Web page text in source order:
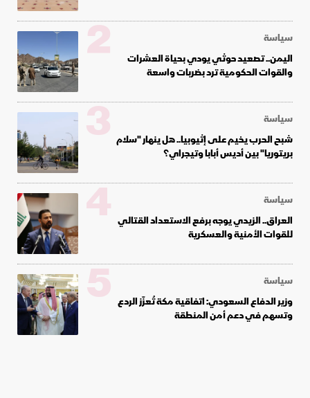
سياسة
اليمن.. تصعيد حوثي يودي بحياة العشرات
والقوات الحكومية ترد بضربات واسعة
2
سياسة
شبح الحرب يخيم على إثيوبيا.. هل ينهار "سلام
بريتوريا" بين أديس أبابا وتيجراي؟
3
سياسة
العراق.. الزيدي يوجه برفع الاستعداد القتالي
للقوات الأمنية والعسكرية
4
سياسة
وزير الدفاع السعودي: اتفاقية مكة تُعزّز الردع
وتسهم في دعم أمن المنطقة
5